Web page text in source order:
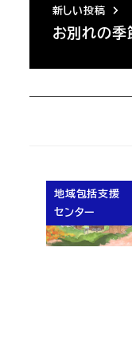
新しい投稿
お別れの季
地域包括支援
センター